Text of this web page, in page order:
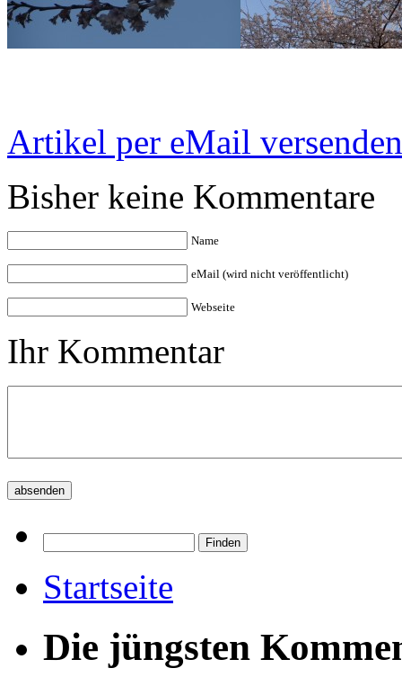
Artikel per eMail versenden
Bisher keine Kommentare
Name
eMail (wird nicht veröffentlicht)
Webseite
Ihr Kommentar
Startseite
Die jüngsten